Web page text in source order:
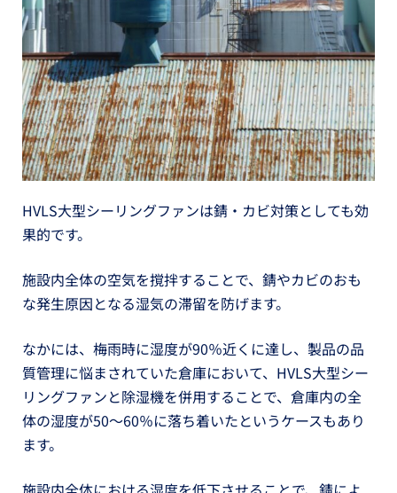
HVLS大型シーリングファンは錆・カビ対策としても効
果的です。
施設内全体の空気を撹拌することで、錆やカビのおも
な発生原因となる湿気の滞留を防げます。
なかには、梅雨時に湿度が90％近くに達し、製品の品
質管理に悩まされていた倉庫において、HVLS大型シー
リングファンと除湿機を併用することで、倉庫内の全
体の湿度が50〜60％に落ち着いたというケースもあり
ます。